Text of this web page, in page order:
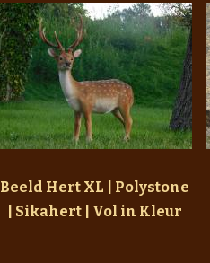
Beeld Hert XL | Polystone
| Sikahert | Vol in Kleur